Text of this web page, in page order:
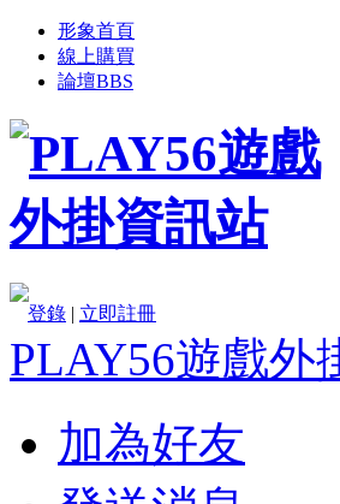
形象首頁
線上購買
論壇BBS
登錄 | 立即註冊
PLAY56遊戲外
加為好友